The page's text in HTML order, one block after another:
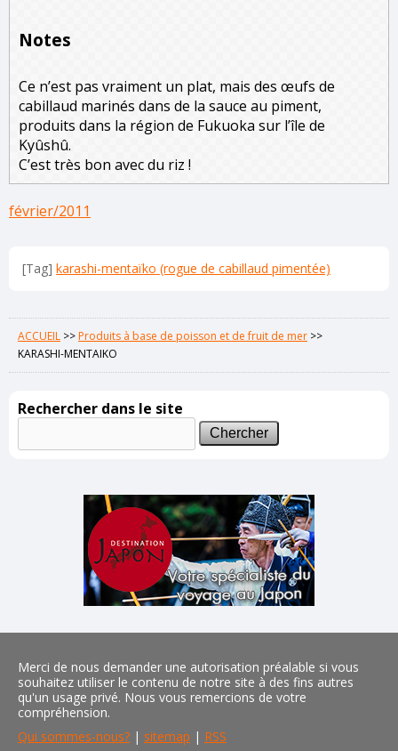
Notes
Ce n’est pas vraiment un plat, mais des œufs de
cabillaud marinés dans de la sauce au piment,
produits dans la région de Fukuoka sur l’île de
Kyûshû.
C’est très bon avec du riz !
février/2011
[Tag] karashi-mentaïko (rogue de cabillaud pimentée)
ACCUEIL >>Produits à base de poisson et de fruit de mer >>
KARASHI-MENTAIKO
Rechercher dans le site
Merci de nous demander une autorisation préalable si vous
souhaitez utiliser le contenu de notre site à des fins autres
qu'un usage privé. Nous vous remercions de votre
compréhension.
Qui sommes-nous? | sitemap | RSS